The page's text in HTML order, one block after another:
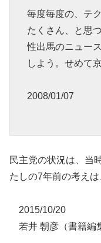
毎度毎度の、テ
たくさん、と思
性出馬のニュー
しよう。せめて
2008/01/07
民主党の状況は、当
たしの7年前の考えは
2015/10/20
若井 朝彦（書籍編